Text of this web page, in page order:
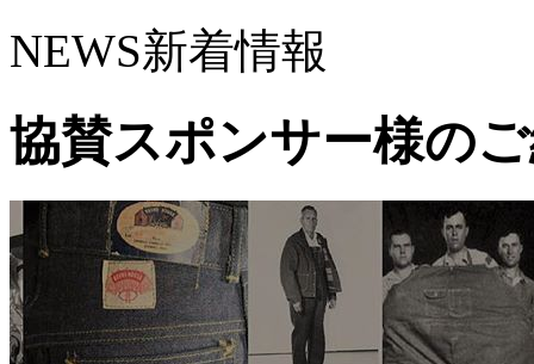
NEWS新着情報
協賛スポンサー様の